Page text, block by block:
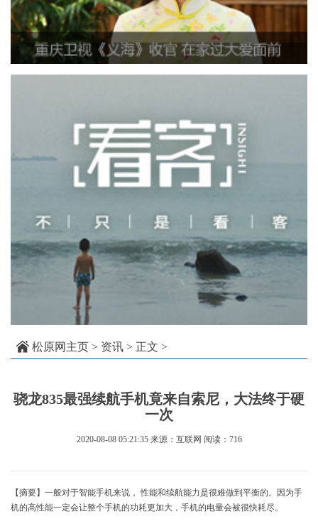
松原网主页 > 资讯 > 正文 >
骁龙835最强续航手机竟来自索尼，大法终于硬
一次
2020-08-08 05:21:35 来源：互联网 阅读：716
【摘要】一般对于智能手机来说， 性能和续航能力是很难做到平衡的。因为手
机的高性能一定会让整个手机的功耗更加大，手机的电量会被很快耗尽。